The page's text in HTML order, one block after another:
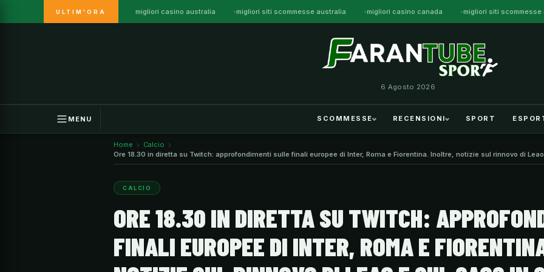
ULTIM'ORA migliori casino australia migliori siti scommesse australia migliori casino canada migliori siti scommesse
6 Agosto 2026
MENU SCOMMESSE RECENSIONI SPORT
Home
Calcio
Ore 18.30 in diretta su Twitch: approfondimenti sulle finali europee di Inter, Roma e Fiorentina. Inoltre, notizie sul rinnovo di
mercato.
CALCIO
ORE 18.30 IN DIRETTA SU TWITCH:
FINALI EUROPEE DI INTER, ROMA E